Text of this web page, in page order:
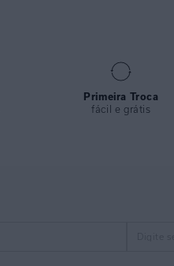
Primeira Troca
fácil e grátis